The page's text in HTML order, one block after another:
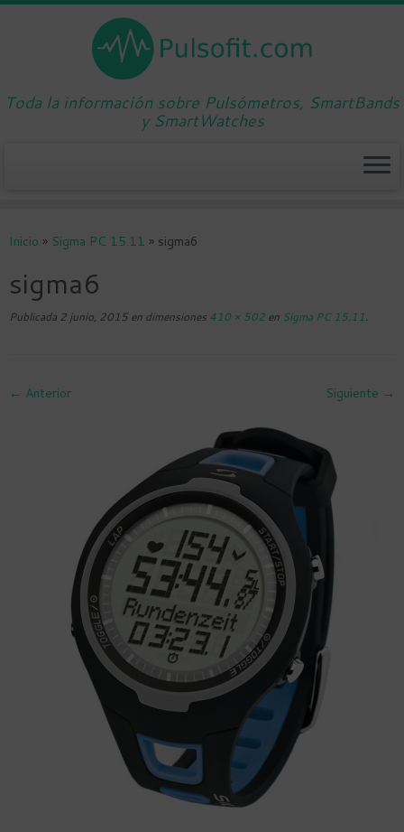
Toda la información sobre Pulsómetros, SmartBands
y SmartWatches
Inicio » Sigma PC 15.11 » sigma6
sigma6
Publicada 2 junio, 2015 en dimensiones 410 × 502 en Sigma PC 15.11.
← Anterior Siguiente →